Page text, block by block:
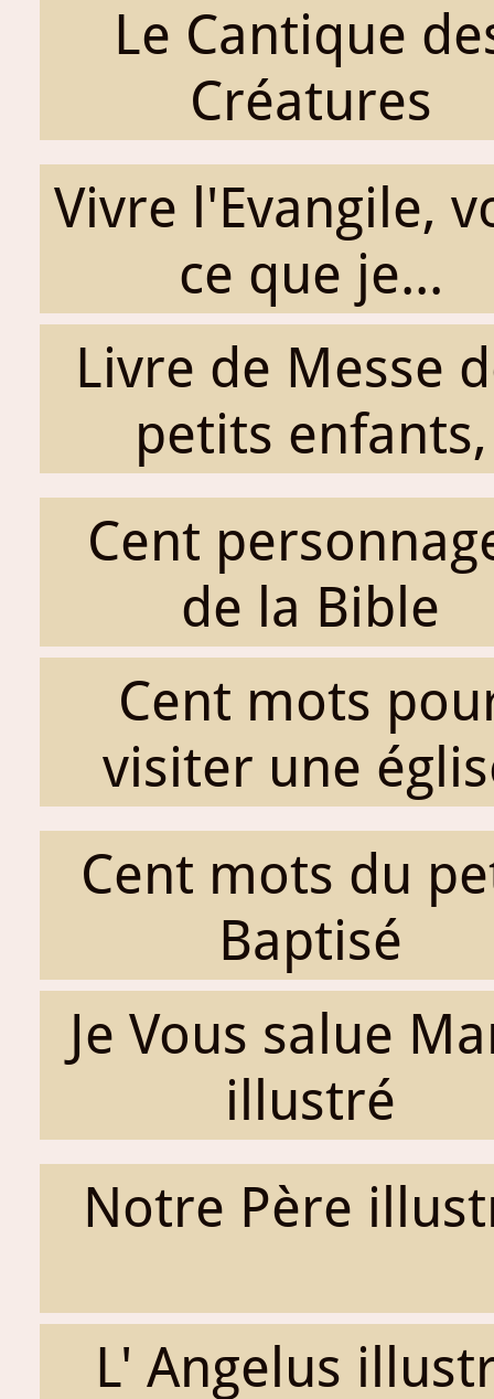
Le Cantique
Créatures
Vivre l'Evangile,
ce que je...
Livre de Messe
petits enfants,
Cent
de la Bible
Cent mots
visiter une
Cent mots du
Baptisé
Je Vous salue
illustré
Notre Père
L' Angelus